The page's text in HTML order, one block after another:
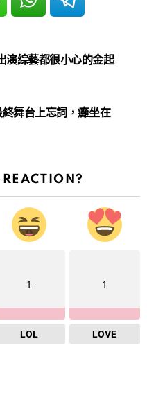
演綜藝都很小心的金起
舞台上忘詞，癱坐在
1
LOL
1
LOVE